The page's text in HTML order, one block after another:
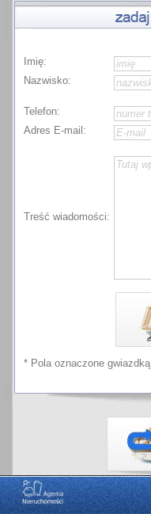
Imię:
Nazwisko:
Telefon:
Adres E-mail:
Treść wiadomości:
* Pola oznaczone